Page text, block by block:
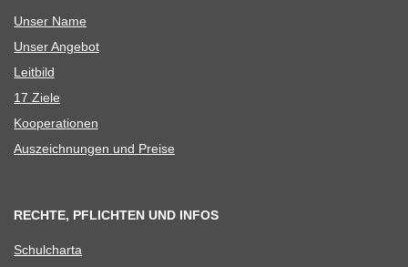
Unser Name
Unser Ange­bot
Leit­bild
17 Ziele
Koope­ra­tio­nen
Aus­zeich­nun­gen und Preise
RECHTE, PFLICHTEN UND INFOS
Schul­charta